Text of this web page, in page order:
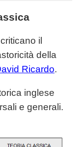
il
della
Ricardo.
inglese
e generali.